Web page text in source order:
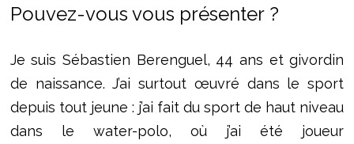
Pouvez-vous vous présenter ?
Je suis Sébastien Berenguel, 44 ans et givordin
de naissance. J’ai surtout œuvré dans le sport
depuis tout jeune : j’ai fait du sport de haut niveau
dans le water-polo, où j’ai été joueur